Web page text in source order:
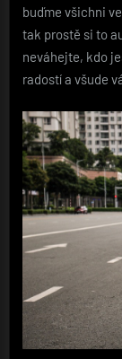
buďme všichni
tak prostě si to
neváhejte, kdo
radostí a všude